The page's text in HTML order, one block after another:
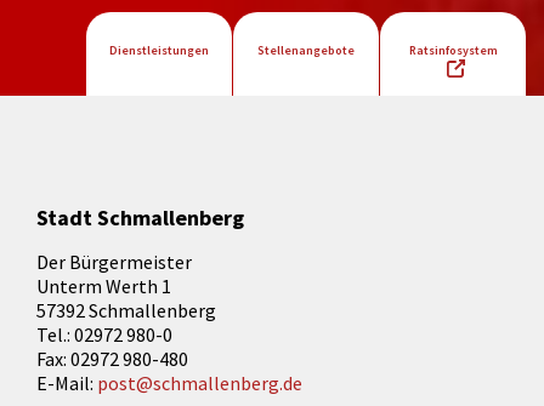
Dienstleistungen Stellenangebote Ratsinfosystem
Stadt Schmallenberg
Der Bürgermeister
Unterm Werth 1
57392 Schmallenberg
Tel.: 02972 980-0
Fax: 02972 980-480
E-Mail: post@schmallenberg.de